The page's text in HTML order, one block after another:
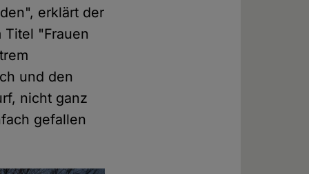
erklärt der
Titel "Frauen
und den
nicht ganz
gefallen